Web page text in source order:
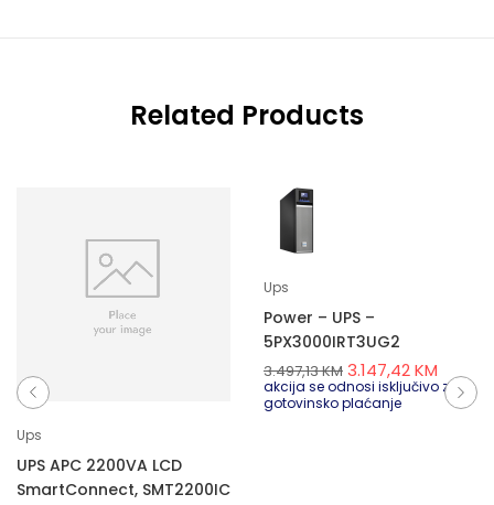
Related Products
Ups
UPS APC 2200VA LCD
SmartConnect, SMT2200IC
Ups
Power – UPS –
5PX3000IRT3UG2
3.497,13KM 3.147,42KM
akcija se odnosi isključivo za
gotovinsko plaćanje